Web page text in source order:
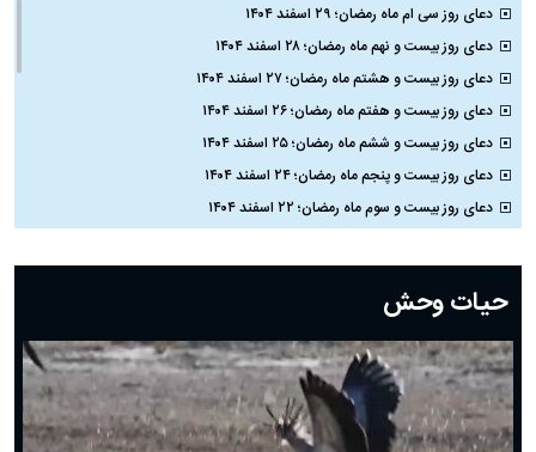
دعای روز سی ام ماه رمضان؛ ۲۹ اسفند ۱۴۰۴
دعای روز بیست و نهم ماه رمضان؛ ۲۸ اسفند ۱۴۰۴
دعای روز بیست و هشتم ماه رمضان؛ ۲۷ اسفند ۱۴۰۴
دعای روز بیست و هفتم ماه رمضان؛ ۲۶ اسفند ۱۴۰۴
دعای روز بیست و ششم ماه رمضان؛ ۲۵ اسفند ۱۴۰۴
دعای روز بیست و پنجم ماه رمضان؛ ۲۴ اسفند ۱۴۰۴
دعای روز بیست و سوم ماه رمضان؛ ۲۲ اسفند ۱۴۰۴
دعای روز بیستم ماه رمضان؛ ۱۹ اسفند ۱۴۰۴
دعای روز هشتم ماه مبارک رمضان؛ ۷ اسفند ماه ۱۴۰۴
دعای روز هفتم ماه رمضان؛ ۶ اسفند ۱۴۰۴
دعای روز ششم ماه رمضان؛ ۵ اسفند ۱۴۰۴
دعای روز پنجم ماه رمضان؛ ۴ اسفند ۱۴۰۴
دعای روز چهارم ماه مبارک رمضان؛ ۳ اسفند ۱۴۰۴
حیات وحش